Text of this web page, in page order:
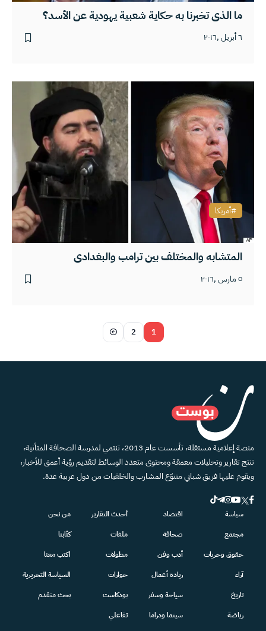
ما الذي تخبرنا به حكاية شعبية يهودية عن الأسد؟
٦ أبريل ,٢٠١٦
المتشابه والمختلف بين ترامب والبغدادي
٥ مارس ,٢٠١٦
أمريكا
1
2
منصة إعلامية مستقلة، تأسست عام 2013، تنتمي لمدرسة الصحافة المتأنية،
تنتج تقارير وتحليلات معمقة ومحتوى متعدد الوسائط لتقديم رؤية أعمق للأخبار،
ويقوم عليها فريق شبابي متنوّع المشارب والخلفيات من دول عربية عدة.
سياسة
مجتمع
حقوق وحريات
آراء
تاريخ
رياضة
اقتصاد
صحافة
أدب وفن
ريادة أعمال
سياحة وسفر
سينما ودراما
أحدث التقارير
ملفات
مطولات
حوارات
بودكاست
تفاعلي
من نحن
كتّابنا
اكتب معنا
السياسة التحريرية
بحث متقدم